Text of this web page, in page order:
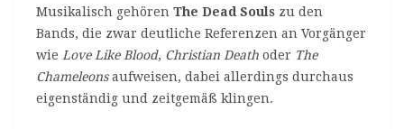
Musikalisch gehören The Dead Souls zu den
Bands, die zwar deutliche Referenzen an Vorgänger
wie Love Like Blood, Christian Death oder The
Chameleonsaufweisen, dabei allerdings durchaus
eigenständig und zeitgemäß klingen.